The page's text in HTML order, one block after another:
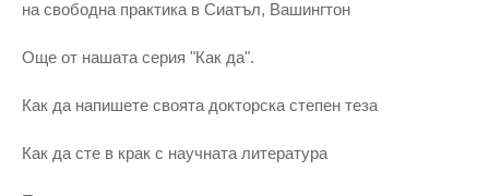
на свободна практика в Сиатъл, Вашингтон
Още от нашата серия "Как да".
Как да напишете своята докторска степен теза
Как да сте в крак с научната литература